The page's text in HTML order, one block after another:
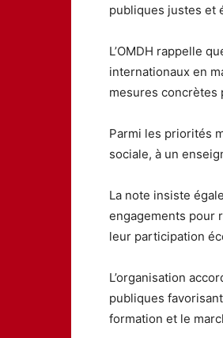
publiques justes et
L’OMDH rappelle
internationaux en
mesures concrètes
Parmi les priorités
sociale, à un
La note insiste
engagements pour
leur participation
L’organisation
publiques
formation et le